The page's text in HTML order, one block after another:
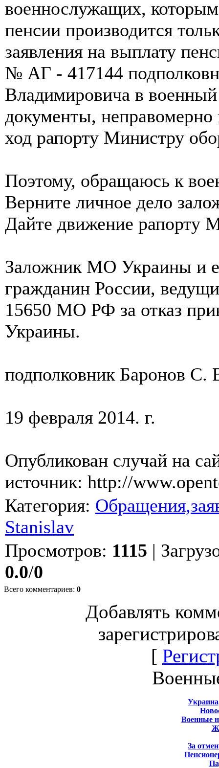
военнослужащих,
пенсии производится
заявления на выплату
№ АГ - 417144
Владимировича в
документы, неправомерно
ход рапорту Министру
Поэтому, обращаюсь к
Верните личное дело
Дайте движение рапорту
Заложник МО Украины и
гражданин России,
15650 МО РФ за отказ
Украины.
подполковник Баронов С.
19 февраля 2014. г.
Опубликован случай на
источник: http://
Категория:
Stanislav
Просмотров: 1115 |
0.0/0
Всего комментариев: 0
Добавлять
[
Военные
За